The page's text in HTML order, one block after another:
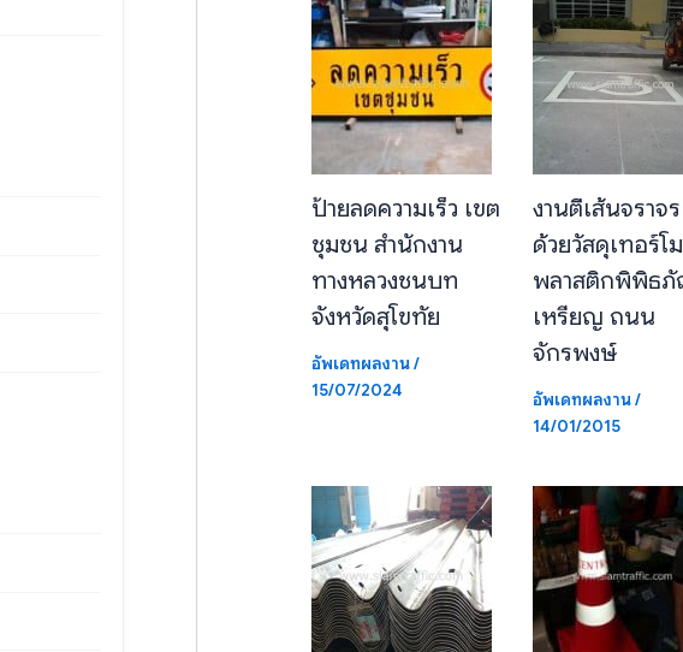
ป้ายลดความเร็ว เขต
ชุมชน สำนักงาน
ทางหลวงชนบท
จังหวัดสุโขทัย
อัพเดทผลงาน/
15/07/2024
งานตีเส้นจราจร
ด้วยวัสดุเทอร์โม
พลาสติกพิพิธ
เหรียญ ถนน
จักรพงษ์
อัพเดทผลงาน/
14/01/2015